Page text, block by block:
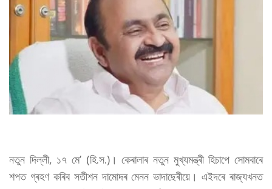
নতুন দিল্লী, ১৭ মে’ (হি.স.)। কেৰালাৰ নতুন মুখ্যমন্ত্ৰী হিচাপে সোমবাৰে
শপত গ্ৰহণ কৰিব সতীশন দামোদৰ মেনন ভাদাছেৰীয়ে। এইদৰে ৰাজ্যখনত